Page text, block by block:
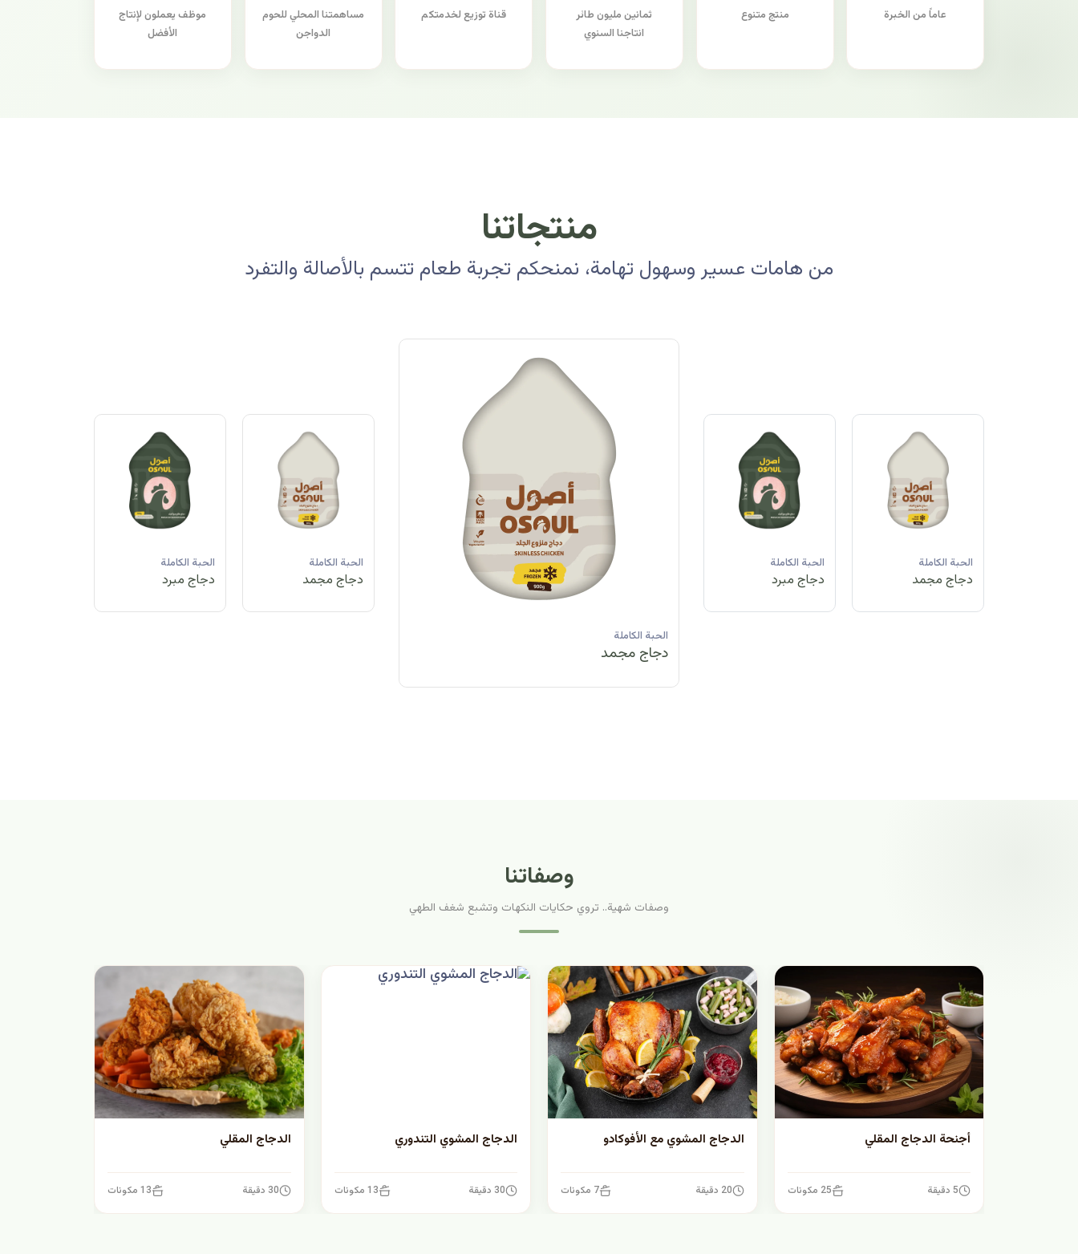
عاماً من الخبرة منتج متنوع
ثمانين مليون طائر
انتاجنا السنوي
قناة توزيع لخدمتكم
مساهمتنا المحلي للحوم
الدواجن
موظف يعملون لإنتاج
الأفضل
منتجاتنا
من هامات عسير وسهول تهامة، نمنحكم تجربة طعام تتسم بالأصالة والتفرد
الحبة الكاملة
دجاج مبرد
الحبة الكاملة
دجاج مجمد
الحبة الكاملة
دجاج مبرد
الحبة الكاملة
دجاج مجمد
الحبة الكاملة الحبة الكاملة
دجاج مجمد
الحبة الكاملة
دجاج مبرد
الحبة الكاملة
دجاج مجمد
وصفاتنا
وصفات شهية.. تروي حكايات النكهات وتشبع شغف الطهي
أجنحة الدجاج المقلي
5 دقيقة 25 مكونات
الدجاج المشوي مع الأفوكادو
20 دقيقة 7 مكونات
الدجاج المشوي التندوري
30 دقيقة 13 مكونات
الدجاج المقلي
30 دقيقة 13 مكونات